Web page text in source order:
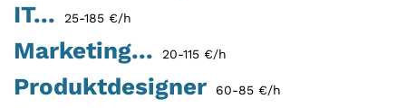
IT... 25-185 €/h
Marketing... 20-115 €/h
Produktdesigner 60-85 €/h